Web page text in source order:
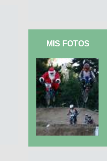
MIS FOTOS